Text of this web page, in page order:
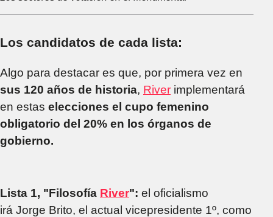
Los candidatos de cada lista:
Algo para destacar es que, por primera vez en
sus 120 años de historia, River implementará
en estas elecciones el cupo femenino
obligatorio del 20% en los órganos de
gobierno.
Lista 1, "Filosofía River": el oficialismo
irá Jorge Brito, el actual vicepresidente 1º, como